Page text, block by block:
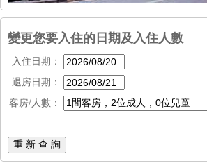
變更您要入住的日期及入住人數
入住日期：
退房日期：
客房/人數：
重 新 查 詢